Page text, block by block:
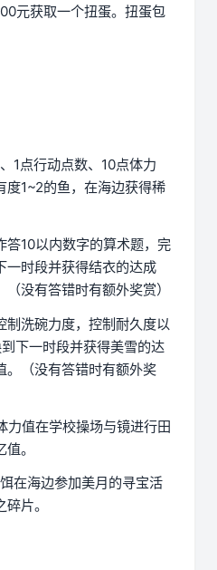
元获取一个扭蛋。扭蛋包
1点行动点数、10点体力
度1~2的鱼，在海边获得稀
答10以内数字的算术题，完
一时段并获得结衣的达成
没有答错时有额外奖赏）
制洗碗力度，控制耐久度以
下一时段并获得美雪的达
。（没有答错时有额外奖
力值在学校操场与镜进行田
。
在海边参加美月的寻宝活
片。